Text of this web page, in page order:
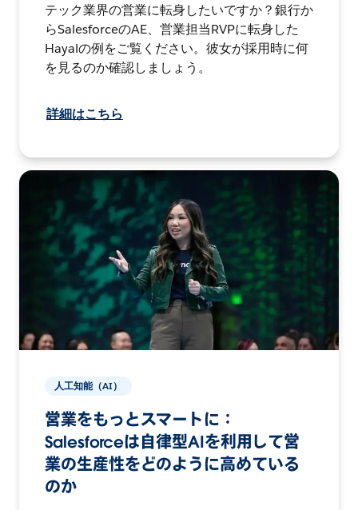
テック業界の営業に転身したいですか？銀行か
らSalesforceのAE、営業担当RVPに転身した
Hayalの例をご覧ください。彼女が採用時に何
を見るのか確認しましょう。
詳細はこちら
人工知能（AI）
営業をもっとスマートに：
Salesforceは自律型AIを利用して営
業の生産性をどのように高めている
のか